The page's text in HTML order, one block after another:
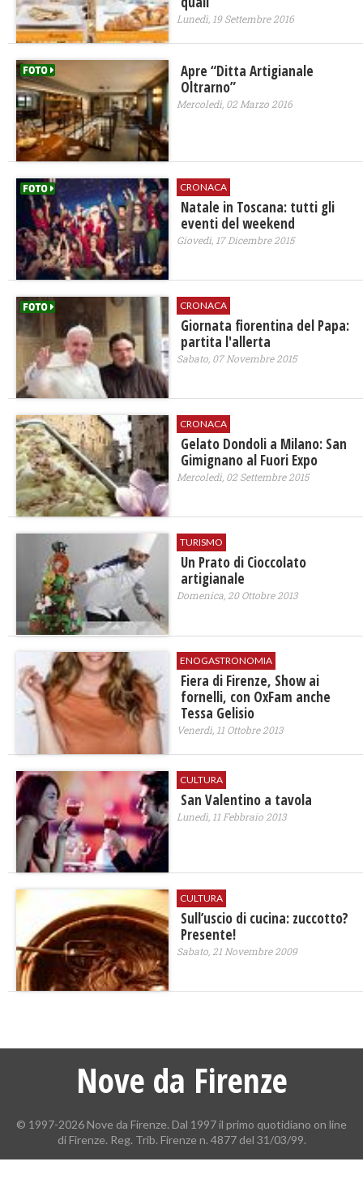
Lunedì, 19 Settembre 2016
​Apre “Ditta Artigianale
Oltrarno”
Mercoledì, 02 Marzo 2016
CRONACA
Natale in Toscana: tutti gli
eventi del weekend
Giovedì, 17 Dicembre 2015
CRONACA
Giornata fiorentina del Papa:
partita l'allerta
Sabato, 07 Novembre 2015
CRONACA
Gelato Dondoli​ a Milano: San
Gimignano al Fuori Expo
Mercoledì, 02 Settembre 2015
TURISMO
Un Prato di Cioccolato
artigianale
Domenica, 20 Ottobre 2013
ENOGASTRONOMIA
Fiera di Firenze, Show ai
fornelli, con OxFam anche
Tessa Gelisio
Venerdì, 11 Ottobre 2013
CULTURA
San Valentino a tavola
Lunedì, 11 Febbraio 2013
CULTURA
Sull’uscio di cucina: zuccotto?
Presente!
Sabato, 21 Novembre 2009
Nove da Firenze
© 1997-2026 Nove da Firenze. Dal 1997 il primo quotidiano on line
di Firenze. Reg. Trib. Firenze n. 4877 del 31/03/99.